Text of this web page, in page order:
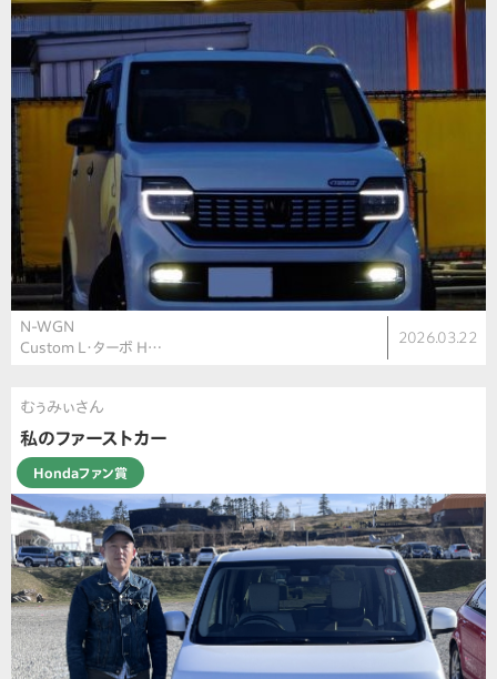
N-WGN
Custom L・ターボ H…
2026.03.22
むぅみぃさん
私のファーストカー
Hondaファン賞